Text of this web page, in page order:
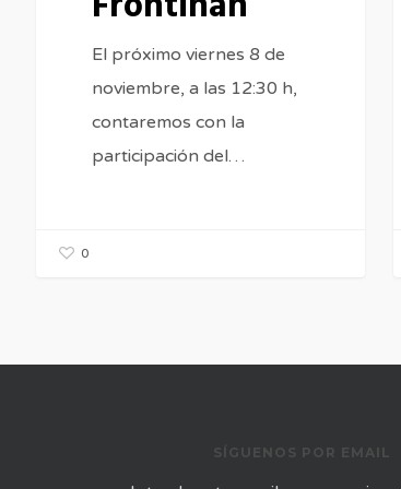
El próximo viernes 8 de
noviembre, a las 12:30 h,
contaremos con la
participación del…
0
SÍGUENOS POR EMAIL